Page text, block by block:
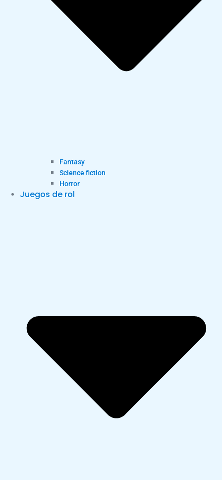
Fantasy
Science fiction
Horror
Juegos de rol